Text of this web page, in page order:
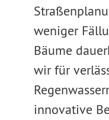
weniger
Bäume
wir für
innovative